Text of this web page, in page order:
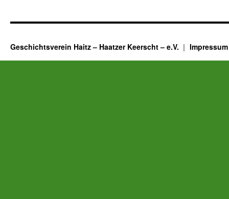
Geschichtsverein Haitz – Haatzer Keerscht – e.V.